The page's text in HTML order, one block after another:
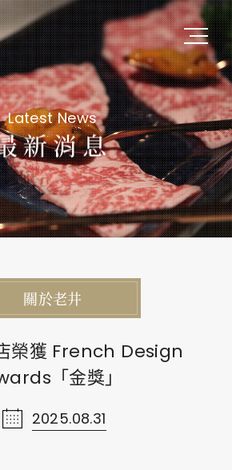
いて
ド
Latest News
新消息
關於老井
榮獲 French Design
「金獎」
2025.08.31